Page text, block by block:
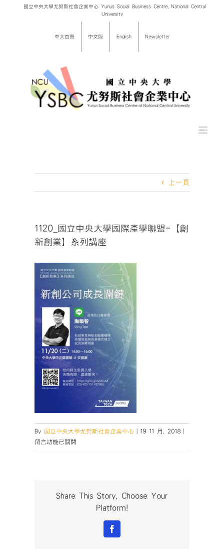
國立中央大學尤努斯社會企業中心 Yunus Social Business Centre, National Central
University
中大首頁 中文版 English Newsletter
上一頁
1120_國立中央大學國際產學聯盟-【創
新創業】系列講座
By 國立中央大學尤努斯社會企業中心 19 11 月, 2018
國
留言功能已關閉
Share This Story, Choose Your
Platform!
Facebook